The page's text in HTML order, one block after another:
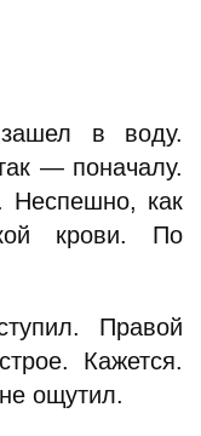
в воду.
— поначалу.
Неспешно, как
крови. По
Правой
Кажется.
ощутил.